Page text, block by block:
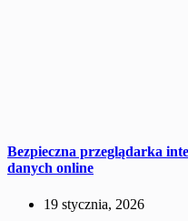
Bezpieczna przeglądarka
danych online
19 stycznia, 2026